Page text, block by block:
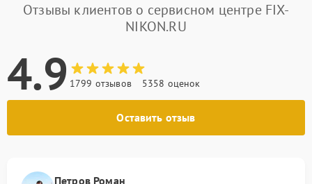
Отзывы клиентов о сервисном центре FIX-
NIKON.RU
4.9 1799 отзывов 5358 оценок
Оставить отзыв
Петров Роман